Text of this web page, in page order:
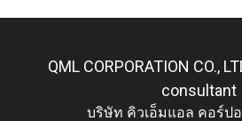
QML CORPORATION CO.,
consultant
บริษัท คิวเอ็มแอล คอร์ป